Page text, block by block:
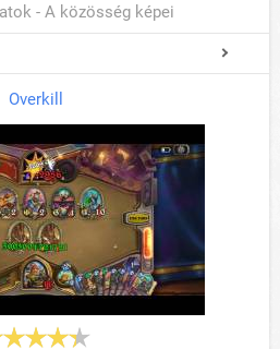
- A közösség képei
Overkill